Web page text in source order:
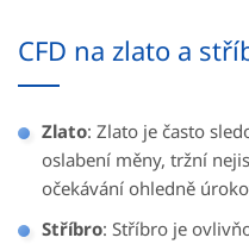
CFD na zlato a
Zlato: Zlato je často
oslabení měny, tržní
očekávání ohledně
Stříbro: Stříbro je